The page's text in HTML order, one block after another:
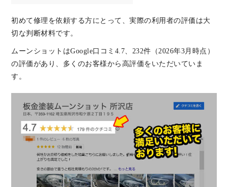
初めて修理を依頼する方にとって、実際の利用者の評価は大
切な判断材料です。
ムーンショットはGoogle口コミ4.7、232件（2026年3月時点）
の評価があり、多くのお客様から高評価をいただいていま
す。